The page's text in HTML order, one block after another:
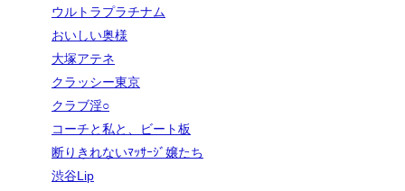
ウルトラプラチナム
おいしい奥様
大塚アテネ
クラッシー東京
クラブ淫○
コーチと私と、ビート板
断りきれないﾏｯｻｰｼﾞ嬢たち
渋谷Lip